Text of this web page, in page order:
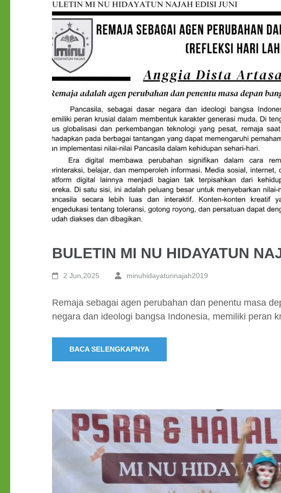
BULETIN MI NU HIDAYATUN
2 Jun,2025 minuhidayatunnajah2019
Remaja sebagai agen perubahan dan penentu masa
negara dan ideologi bangsa Indonesia, memiliki peran
BACA SELENGKAPNYA